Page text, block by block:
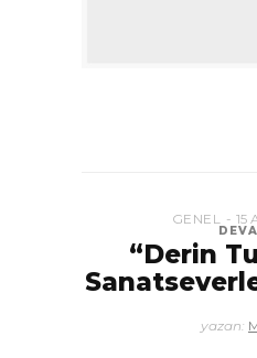
GENEL 15
“Derin
yazan: